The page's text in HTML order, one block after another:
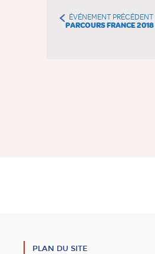
ÉVÉNEMENT PRÉCÉDENT
PARCOURS FRANCE 2018
PLAN DU SITE